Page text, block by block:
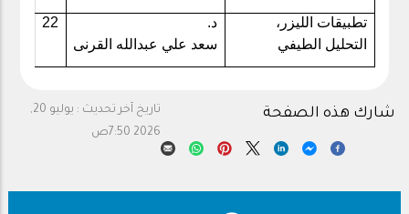
تطبيقات الليزر،
التحليل الطيفي
د.
سعد علي عبدالله القرنى
22
تاريخ آخر تحديث :
يوليو 20,
2026 7:50ص
شارك هذه الصفحة